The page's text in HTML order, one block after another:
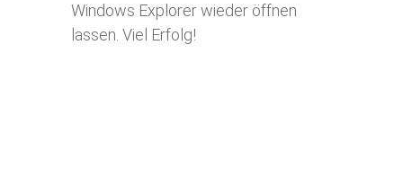
Windows Explorer wieder öffnen
lassen. Viel Erfolg!